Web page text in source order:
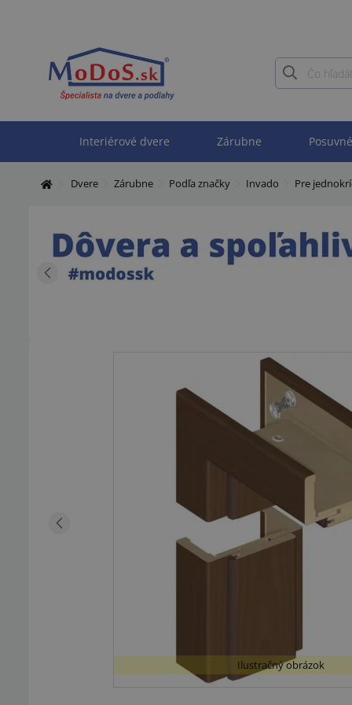
Interiérové dvere Zárubne
Dvere Zárubne Podľa značky Invado Pre
Ilustračný obrázok